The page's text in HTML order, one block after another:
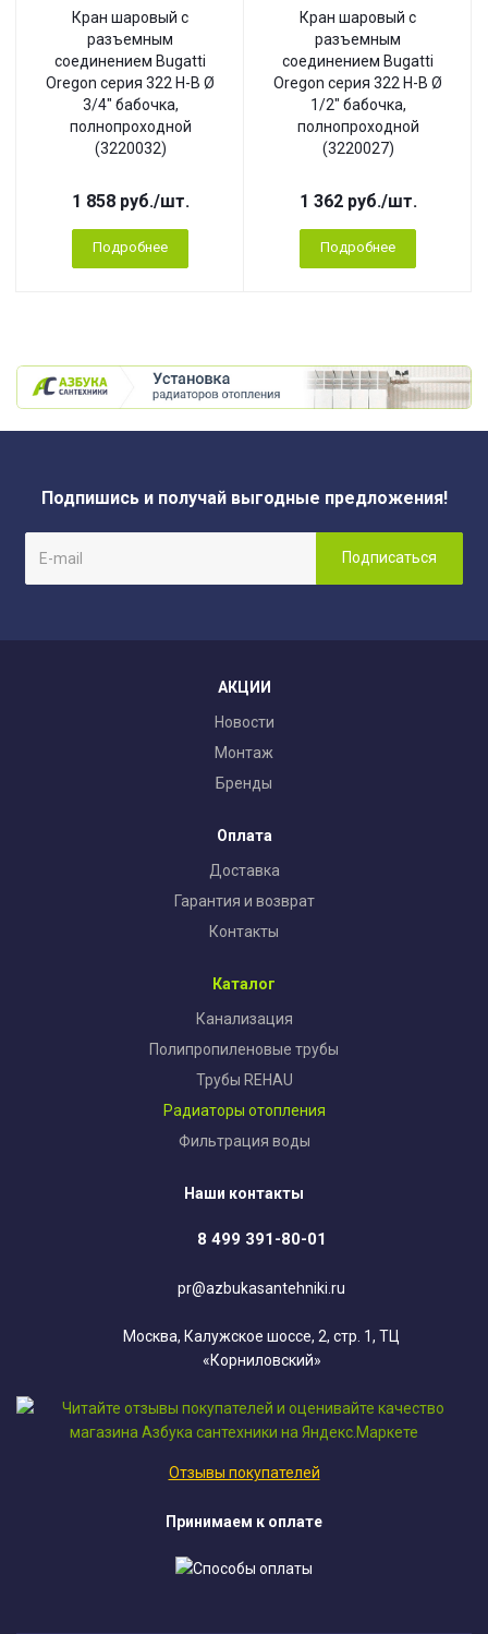
Кран шаровый с
разъемным
соединением Bugatti
Oregon серия 322 Н-В Ø
3/4" бабочка,
полнопроходной
(3220032)
1 858руб./шт.
Подробнее
Кран шаровый с
разъемным
соединением Bugatti
Oregon серия 322 Н-В Ø
1/2" бабочка,
полнопроходной
(3220027)
1 362руб./шт.
Подробнее
Подпишись и получай выгодные предложения!
АКЦИИ
Новости
Монтаж
Бренды
Оплата
Доставка
Гарантия и возврат
Контакты
Каталог
Канализация
Полипропиленовые трубы
Трубы REHAU
Радиаторы отопления
Фильтрация воды
Наши контакты
8 499 391-80-01
pr@azbukasantehniki.ru
Москва, Калужское шоссе, 2, стр. 1, ТЦ
«Корниловский»
Отзывы покупателей
Принимаем к оплате